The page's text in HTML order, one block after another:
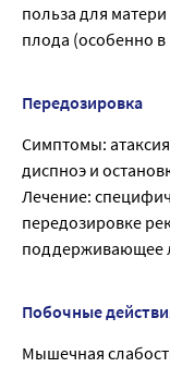
польза для
плода (особенно
Передозировка
Симптомы:
диспноэ и
Лечение:
передозировке
поддерживающее
Побочные
Мышечная